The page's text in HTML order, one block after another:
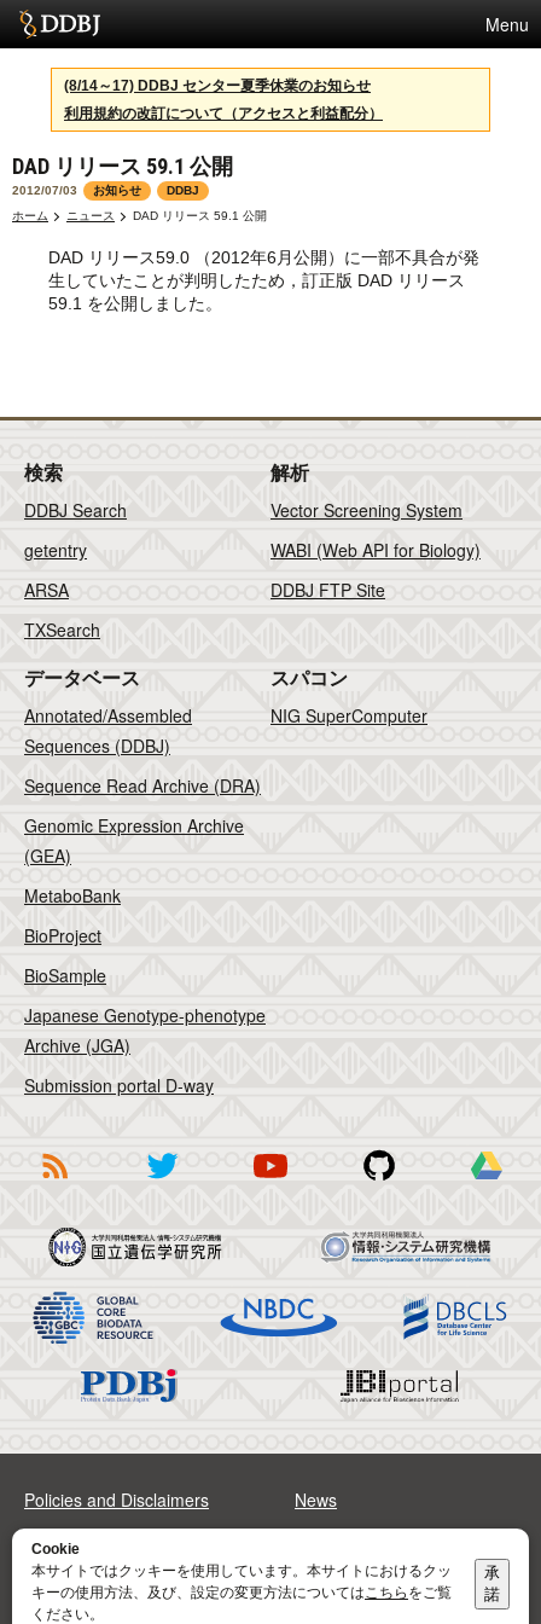
Menu
サービス
スパコン
統計
活動
センターについて
(8/14～17) DDBJ センター夏季休業のお知らせ
利用規約の改訂について（アクセスと利益配分）
DAD リリース 59.1 公開
2012/07/03 お知らせ
DDBJ
ホーム
ニュース DAD リリース 59.1 公開
DAD リリース59.0 （2012年6月公開）に一部不具合が発
生していたことが判明したため，訂正版 DAD リリース
59.1 を公開しました。
検索
DDBJ Search
getentry
ARSA
TXSearch
解析
Vector Screening System
WABI (Web API for Biology)
DDBJ FTP Site
データベース
Annotated/Assembled
Sequences (DDBJ)
Sequence Read Archive (DRA)
Genomic Expression Archive
(GEA)
MetaboBank
BioProject
BioSample
Japanese Genotype-phenotype
Archive (JGA)
Submission portal D-way
スパコン
NIG SuperComputer
Policies and Disclaimers News
FAQs
Address Contact
Cookie
本サイトではクッキーを使用しています。本サイトにおけるクッ
キーの使用方法、及び、設定の変更方法についてはこちら をご覧
ください。
承
諾